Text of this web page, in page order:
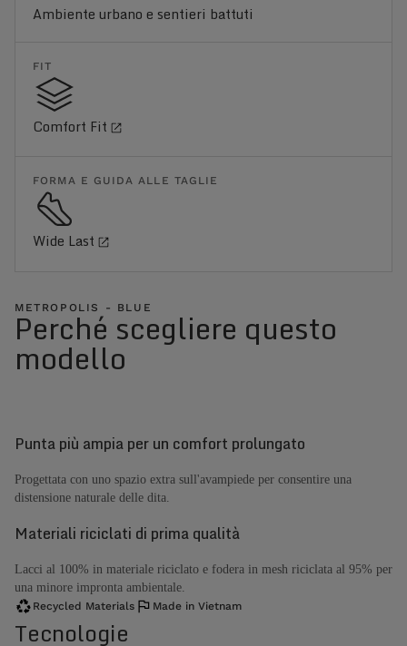
Ambiente urbano e sentieri battuti
FIT
Comfort Fit
FORMA E GUIDA ALLE TAGLIE
Wide Last
METROPOLIS - BLUE
Perché scegliere questo
modello
Punta più ampia per un comfort prolungato
Progettata con uno spazio extra sull'avampiede per consentire una
distensione naturale delle dita.
Materiali riciclati di prima qualità
Lacci al 100% in materiale riciclato e fodera in mesh riciclata al 95% per
una minore impronta ambientale.
Recycled Materials Made in Vietnam
Tecnologie